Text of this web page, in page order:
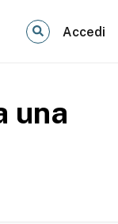
Accedi
una